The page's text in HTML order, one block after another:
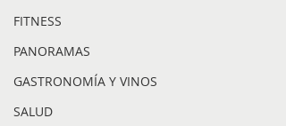
FITNESS
PANORAMAS
GASTRONOMÍA Y VINOS
SALUD